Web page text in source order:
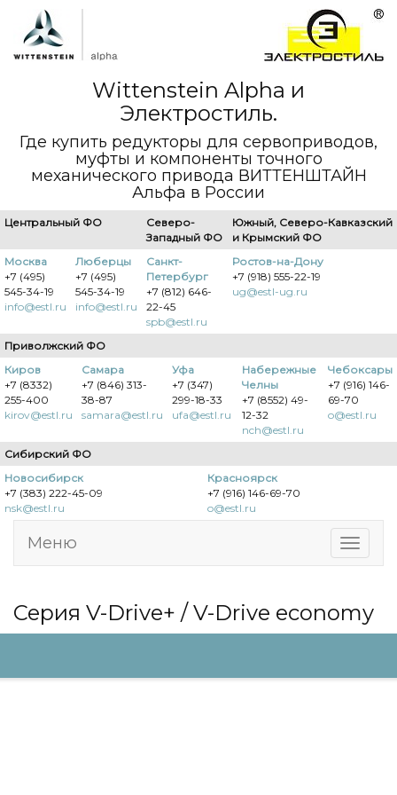
Wittenstein Alpha и
Электростиль.
Где купить редукторы для сервоприводов,
муфты и компоненты точного
механического привода ВИТТЕНШТАЙН
Альфа в России
Центральный ФО
Северо-
Западный ФО
Южный, Северо-Кавказский
и Крымский ФО
Москва
+7 (495)
545-34-19
info@estl.ru
Люберцы
+7 (495)
545-34-19
info@estl.ru
Санкт-
Петербург
+7 (812) 646-
22-45
spb@estl.ru
Ростов-на-Дону
+7 (918) 555-22-19
ug@estl-ug.ru
Приволжский ФО
Киров
+7 (8332)
255-400
kirov@estl.ru
Самара
+7 (846) 313-
38-87
samara@estl.ru
Уфа
+7 (347)
299-18-33
ufa@estl.ru
Набережные
Челны
+7 (8552) 49-
12-32
nch@estl.ru
Чебоксары
+7 (916) 146-
69-70
o@estl.ru
Сибирский ФО
Новосибирск
+7 (383) 222-45-09
nsk@estl.ru
Красноярск
+7 (916) 146-69-70
o@estl.ru
Меню
Серия V-Drive+ / V-Drive economy